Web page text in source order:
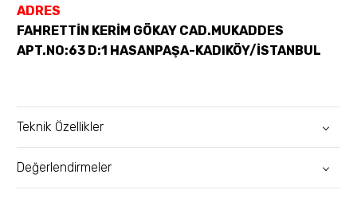
ADRES
FAHRETTİN KERİM GÖKAY CAD.MUKADDES
APT.NO:63 D:1 HASANPAŞA-KADIKÖY/İSTANBUL
Teknik Özellikler
Değerlendirmeler